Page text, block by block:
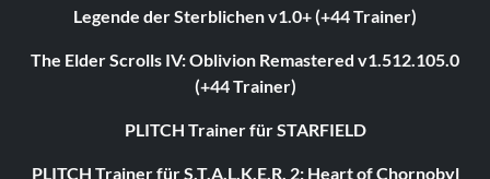
Legende der Sterblichen v1.0+ (+44 Trainer)
The Elder Scrolls IV: Oblivion Remastered v1.512.105.0
(+44 Trainer)
PLITCH Trainer für STARFIELD
PLITCH Trainer für S.T.A.L.K.E.R. 2: Heart of Chornobyl